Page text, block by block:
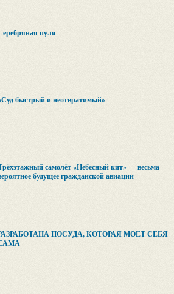
пуля
быстрый и неотвратимый»
самолёт «Небесный кит» — весьма
будущее гражданской авиации
ПОСУДА, КОТОРАЯ МОЕТ СЕБЯ